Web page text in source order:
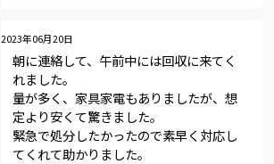
2023年06月20日
朝に連絡して、午前中には回収に来てく
れました。
量が多く、家具家電もありましたが、想
定より安くて驚きました。
緊急で処分したかったので素早く対応し
てくれて助かりました。